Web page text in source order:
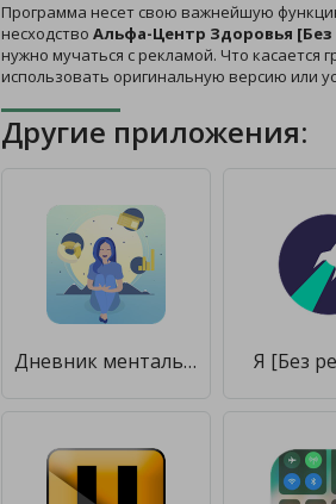
Программа несет свою важнейшую
несходство Альфа-Центр Здоровья
нужно мучаться с рекламой. Что касается
использовать оригинальную версию или
Другие приложения:
Дневник ментального здоровья - саморазвитие в кпт [Premium] Я [Без